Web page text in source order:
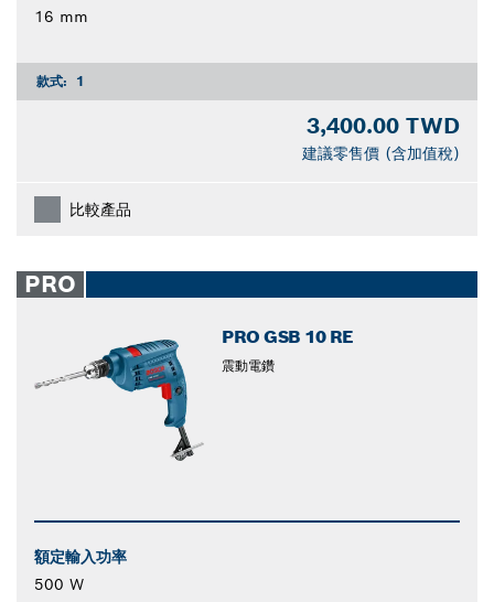
16 mm
款式: 1
3,400.00 TWD
建議零售價 (含加值稅)
比較產品
PRO
PRO GSB 10 RE
震動電鑽
額定輸入功率
500 W